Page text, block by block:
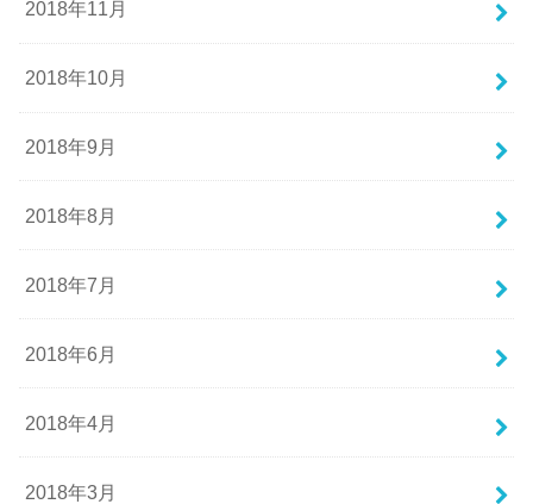
2018年11月
2018年10月
2018年9月
2018年8月
2018年7月
2018年6月
2018年4月
2018年3月